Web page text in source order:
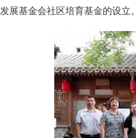
发展基金会社区培育基金的设立。